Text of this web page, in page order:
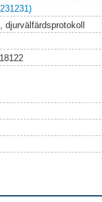
djurvälfärdsprotokoll